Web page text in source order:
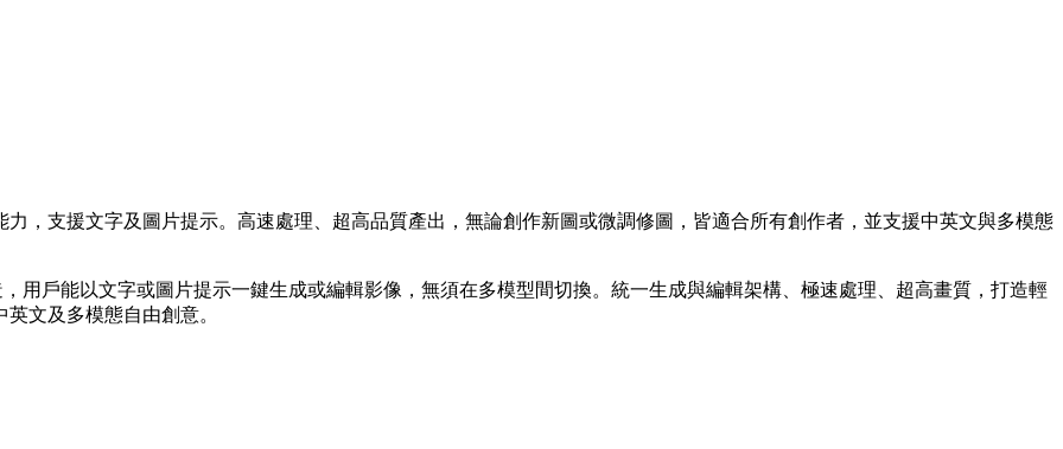
力，支援文字及圖片提示。高速處理、超高品質產出，無論創作新圖或微調修圖，皆適合所有創作者，並支援中英文與多模態
，用戶能以文字或圖片提示一鍵生成或編輯影像，無須在多模型間切換。統一生成與編輯架構、極速處理、超高畫質，打造輕
文及多模態自由創意。